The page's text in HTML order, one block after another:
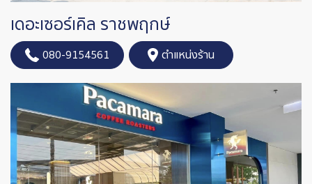
เดอะเซอร์เคิล ราชพฤกษ์
080-9154561 ตำแหน่งร้าน